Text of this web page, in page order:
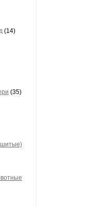
(14)
(35)
шитые)